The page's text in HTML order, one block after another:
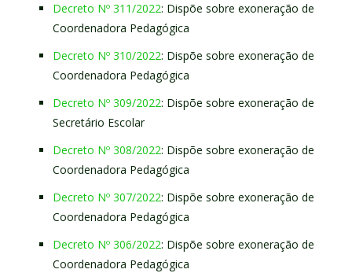
Decreto Nº 311/2022: Dispõe sobre exoneração de
Coordenadora Pedagógica
Decreto Nº 310/2022: Dispõe sobre exoneração de
Coordenadora Pedagógica
Decreto Nº 309/2022: Dispõe sobre exoneração de
Secretário Escolar
Decreto Nº 308/2022: Dispõe sobre exoneração de
Coordenadora Pedagógica
Decreto Nº 307/2022: Dispõe sobre exoneração de
Coordenadora Pedagógica
Decreto Nº 306/2022: Dispõe sobre exoneração de
Coordenadora Pedagógica